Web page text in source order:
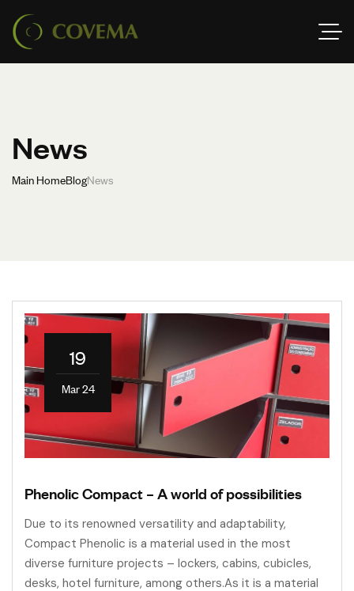
News
Main HomeBlogNews
19
Mar 24
Phenolic Compact – A world of possibilities
Due to its renowned versatility and adaptability,
Compact Phenolic is a material used in the most
diverse furniture projects – lockers, cabins, cubicles,
desks, hotel furniture, among others.As it is a material